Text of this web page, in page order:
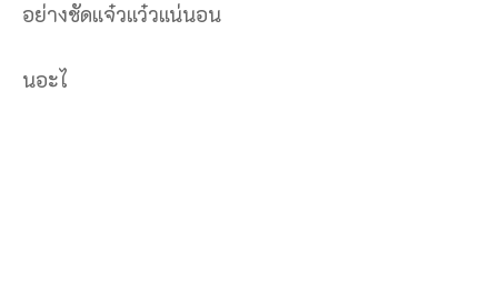
อย่างชัดแจ๋วแว๋วแน่นอน
นอะไ